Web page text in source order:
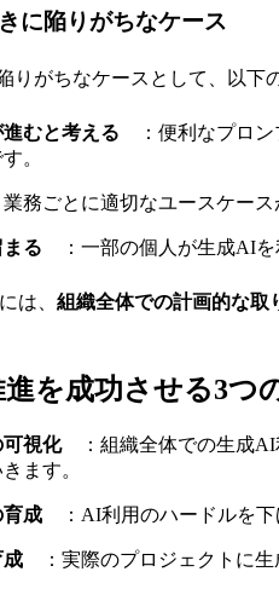
に陥りがちなケース
がちなケースとして、以下
むと考える ：便利なプロン
。
務ごとに適切なユースケース
る ：一部の個人が生成AIを
は、 組織全体での計画的な取
を成功させる3つ
視化：組織全体での生成AI
ます。
成 ：AI利用のハードルを下
成 ：実際のプロジェクトに生